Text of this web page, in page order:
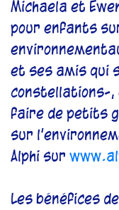
Michaela et
pour enfants
et ses amis qui
constellations-,
faire de petits
sur
Alphi sur
Les bénéfices